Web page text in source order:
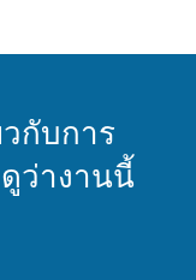
กับการ
ว่างานนี้